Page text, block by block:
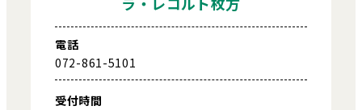
電話
072-861-5101
受付時間